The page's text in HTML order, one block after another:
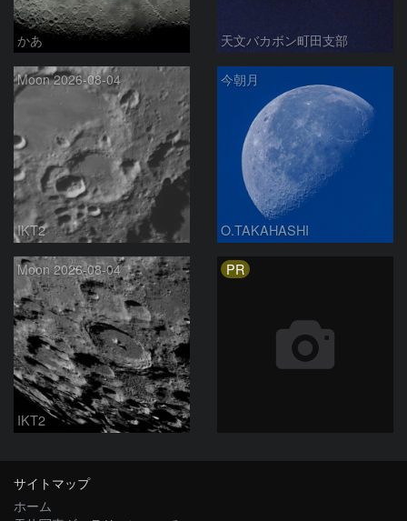
かあ 天文バカボン町田支部
Moon 2026-08-04
IKT2
今朝月
O.TAKAHASHI
Moon 2026-08-04
IKT2
PR
サイトマップ
ホーム